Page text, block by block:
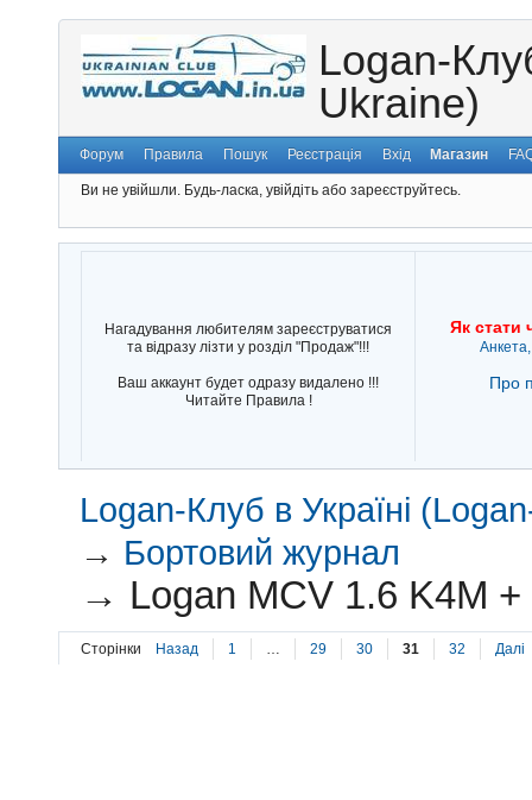
Logan-
Ukraine)
Форум Правила Пошук Реєстрація Вхід Магазин
Ви не увійшли. Будь-ласка, увійдіть або зареєструйтесь.
Нагадування любителям зареєструватися
та відразу лізти у розділ "Продаж"!!!
Ваш аккаунт будет одразу видалено !!!
Читайте Правила !
Як стати
Про
Logan-Клуб в Україні
→ Бортовий журнал
→ Logan MCV 1.6 K4M
Сторінки Назад 1 29 30 31 32 Далі